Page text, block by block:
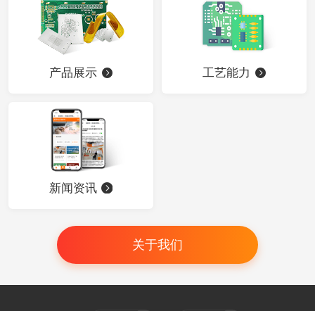
产品展示 工艺能力
新闻资讯
关于我们